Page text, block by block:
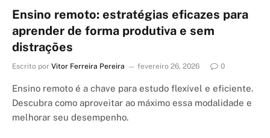
Ensino remoto: estratégias eficazes para
aprender de forma produtiva e sem
distrações
Escrito por Vitor Ferreira Pereira fevereiro 26, 2026 0
Ensino remoto é a chave para estudo flexível e eficiente.
Descubra como aproveitar ao máximo essa modalidade e
melhorar seu desempenho.